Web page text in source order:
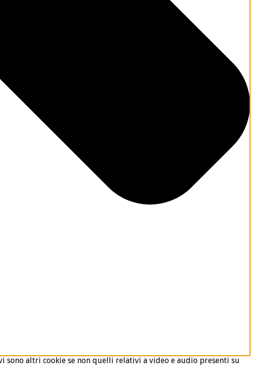
sono altri cookie se non quelli relativi a video e audio presenti su